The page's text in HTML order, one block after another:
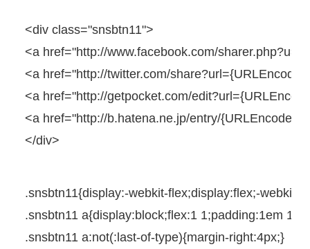
<div class="snsbtn11">
<a href="http://www.facebook.com/
<a href="http://twitter.com/
<a href="http://getpocket.com/
<a href="http://b.hatena.ne.jp/entry/
</div>
.snsbtn11{display:-webkit-flex;display:flex;-webkit-
.snsbtn11 a{display:block;flex:1 1;padding:1em
.snsbtn11 a:not(:last-of-type){margin-right:4px;}